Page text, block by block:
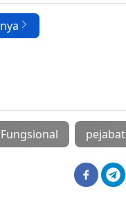
Fungsional pejabat